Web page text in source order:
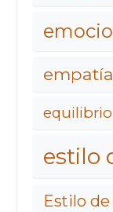
empatía
equilibrio
estilo
Estilo